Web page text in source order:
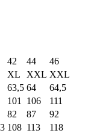
42 44
46
XL XXL XXL
63,5 64
64,5
101 106
111
82 87
92
108 113 118